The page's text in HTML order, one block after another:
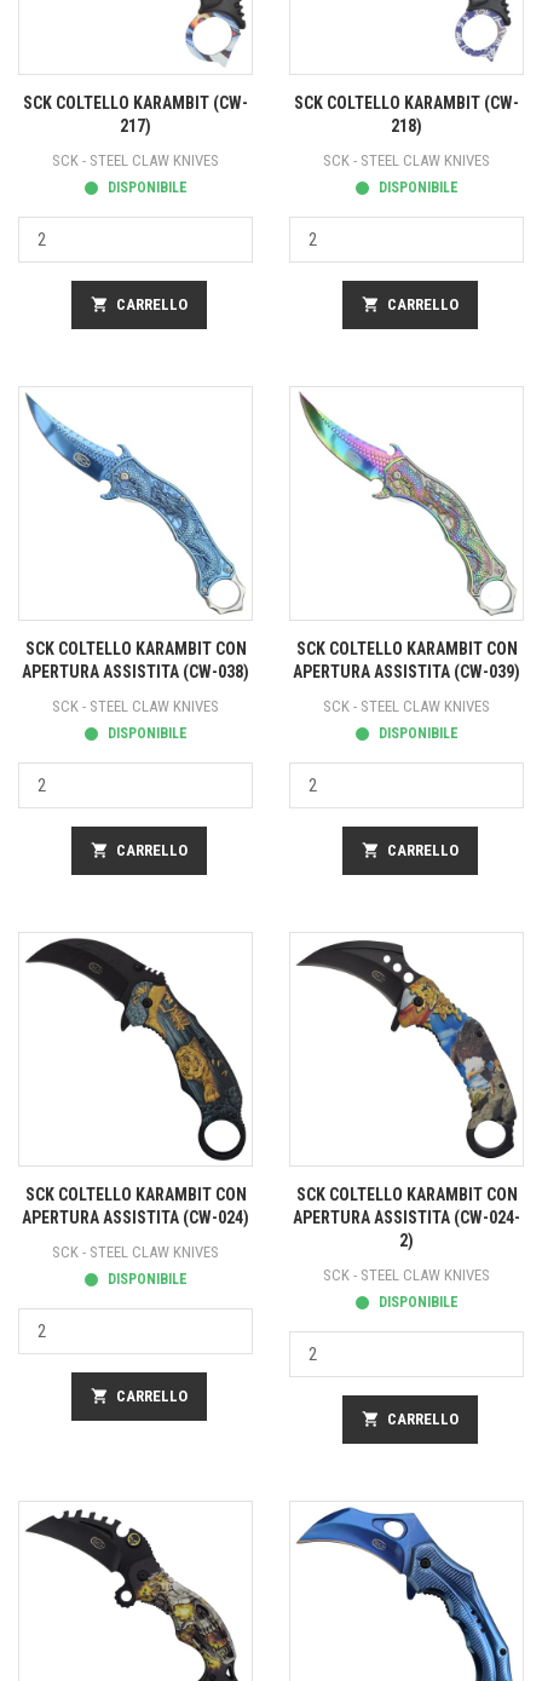
SCK COLTELLO KARAMBIT (CW-
217)
SCK - STEEL CLAW KNIVES
DISPONIBILE
shopping_cart CARRELLO
SCK COLTELLO KARAMBIT (CW-
218)
SCK - STEEL CLAW KNIVES
DISPONIBILE
shopping_cart CARRELLO
SCK COLTELLO KARAMBIT CON
APERTURA ASSISTITA (CW-038)
SCK - STEEL CLAW KNIVES
DISPONIBILE
shopping_cart CARRELLO
SCK COLTELLO KARAMBIT CON
APERTURA ASSISTITA (CW-039)
SCK - STEEL CLAW KNIVES
DISPONIBILE
shopping_cart CARRELLO
SCK COLTELLO KARAMBIT CON
APERTURA ASSISTITA (CW-024)
SCK - STEEL CLAW KNIVES
DISPONIBILE
shopping_cart CARRELLO
SCK COLTELLO KARAMBIT CON
APERTURA ASSISTITA (CW-024-
2)
SCK - STEEL CLAW KNIVES
DISPONIBILE
shopping_cart CARRELLO